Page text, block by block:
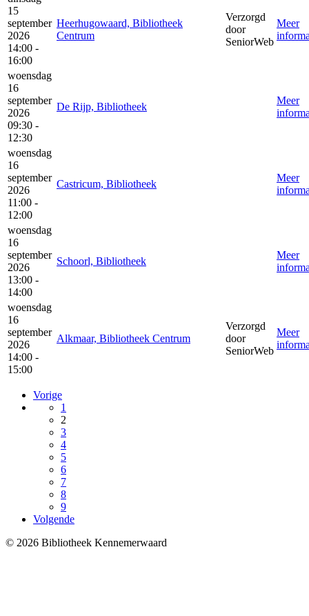
15
september
2026
14:00 -
16:00
Heerhugowaard, Bibliotheek
Centrum
Verzorgd
door
SeniorWeb
Meer
woensdag
16
september
2026
09:30 -
12:30
De Rijp, Bibliotheek
Meer
woensdag
16
september
2026
11:00 -
12:00
Castricum, Bibliotheek
Meer
woensdag
16
september
2026
13:00 -
14:00
Schoorl, Bibliotheek
Meer
woensdag
16
september
2026
14:00 -
15:00
Alkmaar, Bibliotheek Centrum
Verzorgd
door
SeniorWeb
Meer
Vorige
1
2
3
4
5
6
7
8
9
Volgende
© 2026 Bibliotheek Kennemerwaard